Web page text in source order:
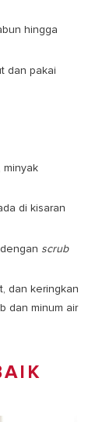
hingga
dan pakai
minyak
di kisaran
scrub
dan keringkan
dan minum air